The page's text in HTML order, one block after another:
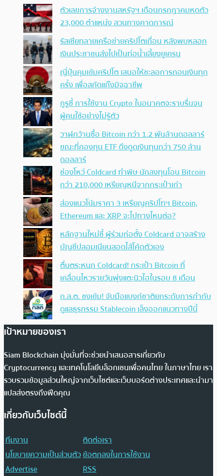
ตัวเลขการจ้างงานสหรัฐฯ เดือนกรกฎาคมหดตัว
23,000 ตำแหน่ง สวนทางคาดการณ์
รัสเซียทลายเครือข่ายคริปโตเถื่อน หลังพบหลอก
เงินประชาชนส่งไปเป็นท่อน้ำเลี้ยงยูเครน
ญี่ปุ่นคุมเข้มคริปโต เสนอให้ชะลอการถอนเงินทุก
ครั้ง เพื่อสกัดแก๊งมิจฉาชีพ
กูรูชี้ การใช้งาน Crypto ในอนาคตจะราบรื่นจน
ผู้คนใช้อย่างไม่รู้ตัว
วาฬกว้านซื้อ Bitcoin กว่า 1.2 พันล้านดอลลาร์
ขณะที่กองทุน ETF ดึงดูดเงินทุนกว่า 750 ล้าน
ดอลลาร์
ช่องโหว่ Coldcard ทำพิษ นักลงทุนโอน Bitcoin
กว่า 210,000 เหรียญหนีจากกระเป๋าเก่า
ส่องแนวโน้มราคา 3 เหรียญคริปโทฯ Bitcoin,
Ethereum และ XRP จะไปทางไหนต่อ?
หลักฐานใหม่ชี้ ผู้ร่วมก่อตั้ง Coldcard อาจสร้าง
บัญชีปลอมเนียนสอดไส้โค้ดตัวเอง
ตื่นตระหนก Coldcard! กระเป๋า Bitcoin ที่
เคลื่อนไหวรายวันพุ่งแตะนิวไฮในรอบ 8 เดือน
ก.ล.ต. ชงเข้ม! จับมือแบงก์ชาติยกระดับการกำกับ
ดูแลธุรกรรม Stablecoin เล็งออกแนวทางปีนี้
เป้าหมายของเรา
Siam Blockchain มุ่งมั่นที่จะช่วยนำเสนอสารเกี่ยวกับ
Cryptocurrency และเทคโนโลยีบล็อกเชนเพื่อคนไทย ในภาษาไทย เรา
รวบรวมข้อมูลส่วนใหญ่จากเว็บไซต์และเว็บบอร์ดต่างประเทศและนำมา
แปลส่งตรงถึงฟีดคุณ
เกี่ยวกับเว็บไซต์นี้
ทีมงาน
ติดต่อเรา
นโยบายความเป็นส่วนตัวข้อตกลงในการใช้งาน
Advertise
RSS